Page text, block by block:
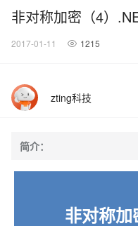
非对称加密（4）
2017-01-11 1215
zting科技
简介：
非对称加